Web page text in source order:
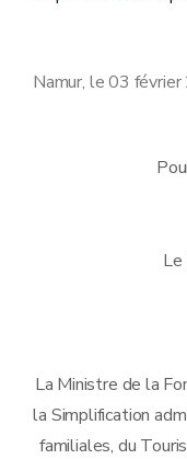
Namur, le 03
La Ministre de la
la Simplification
familiales, du